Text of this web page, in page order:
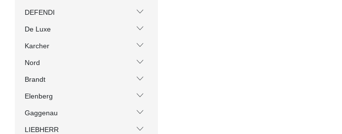
DEFENDI
De Luxe
Karcher
Nord
Brandt
Elenberg
Gaggenau
LIEBHERR